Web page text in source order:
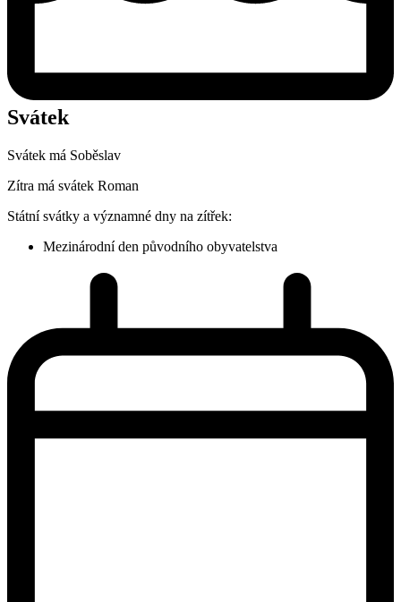
Svátek
Svátek má Soběslav
Zítra má svátek Roman
Státní svátky a významné dny na zítřek:
Mezinárodní den původního obyvatelstva